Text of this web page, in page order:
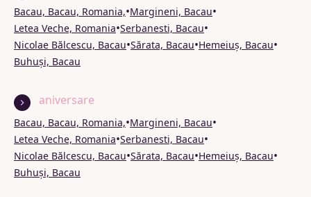
Bacau, Bacau, Romania,•Margineni, Bacau•
Letea Veche, Romania•Serbanesti, Bacau•
Nicolae Bălcescu, Bacau•Sărata, Bacau•Hemeiuș, Bacau•
Buhuși, Bacau
aniversare
Bacau, Bacau, Romania,•Margineni, Bacau•
Letea Veche, Romania•Serbanesti, Bacau•
Nicolae Bălcescu, Bacau•Sărata, Bacau•Hemeiuș, Bacau•
Buhuși, Bacau